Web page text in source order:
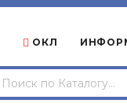
ОКЛ